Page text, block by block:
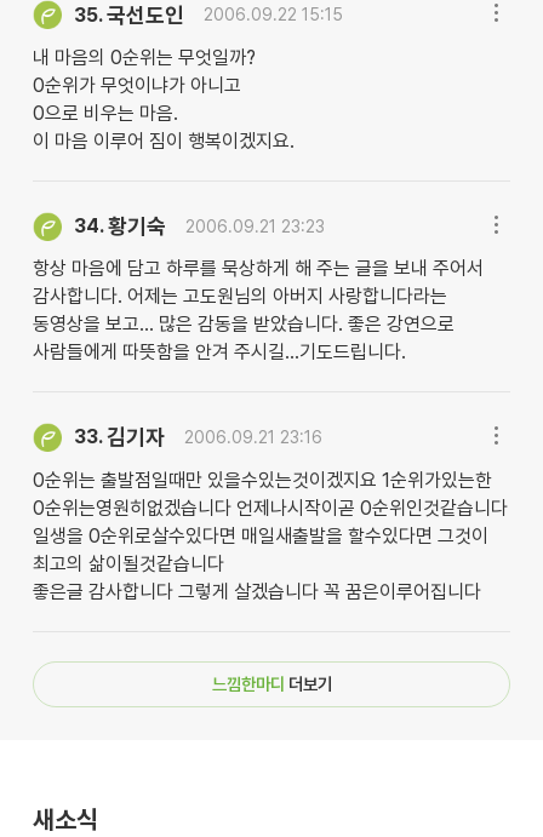
35.국선도인 2006.09.22 15:15
내 마음의 0순위는 무엇일까?
0순위가 무엇이냐가 아니고
0으로 비우는 마음.
이 마음 이루어 짐이 행복이겠지요.
34.황기숙 2006.09.21 23:23
항상 마음에 담고 하루를 묵상하게 해 주는 글을 보내 주어서
감사합니다. 어제는 고도원님의 아버지 사랑합니다라는
동영상을 보고... 많은 감동을 받았습니다. 좋은 강연으로
사람들에게 따뜻함을 안겨 주시길...기도드립니다.
33.김기자 2006.09.21 23:16
0순위는 출발점일때만 있을수있는것이겠지요 1순위가있는한
0순위는영원히없겠습니다 언제나시작이곧 0순위인것같습니다
일생을 0순위로살수있다면 매일새출발을 할수있다면 그것이
최고의 삶이될것같습니다
좋은글 감사합니다 그렇게 살겠습니다 꼭 꿈은이루어집니다
느낌한마디 더보기
새소식